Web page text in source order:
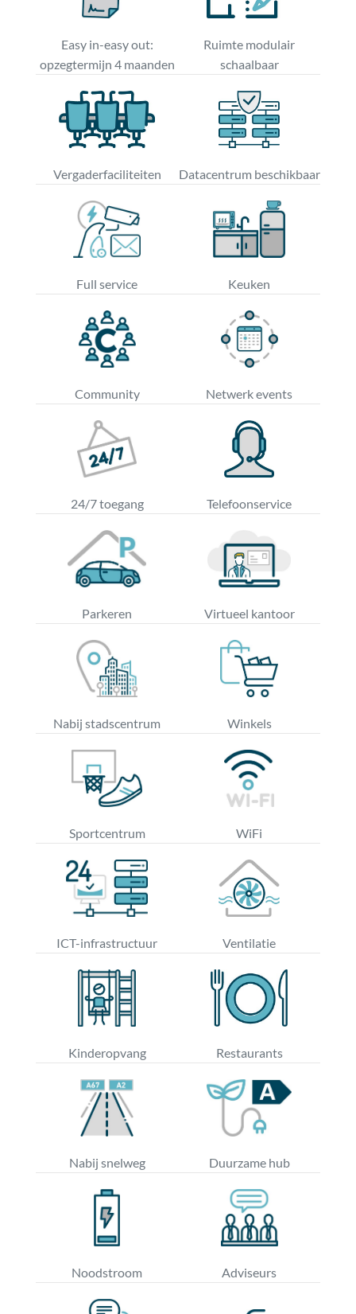
Easy in-easy out:
opzegtermijn 4 maanden
Ruimte modulair
schaalbaar
Vergaderfaciliteiten Datacentrum beschikbaar
Full service Keuken
Community Netwerk events
24/7 toegang Telefoonservice
Parkeren Virtueel kantoor
Nabij stadscentrum Winkels
Sportcentrum WiFi
ICT-infrastructuur Ventilatie
Kinderopvang Restaurants
Nabij snelweg Duurzame hub
Noodstroom Adviseurs